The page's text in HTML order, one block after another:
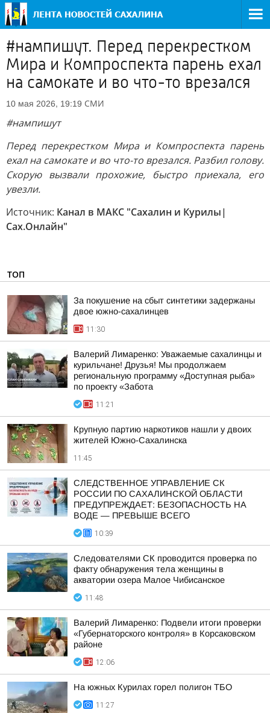
#нампишут. Перед перекрестком
Мира и Компроспекта парень ехал
на самокате и во что-то врезался
10 мая 2026, 19:19 СМИ
#нампишут
Перед перекрестком Мира и Компроспекта парень
ехал на самокате и во что-то врезался. Разбил голову.
Скорую вызвали прохожие, быстро приехала, его
увезли.
Источник: Канал в МАКС "Сахалин и Курилы|
Сах.Онлайн"
ТОП
За покушение на сбыт синтетики задержаны
двое южно-сахалинцев
11:30
Валерий Лимаренко: Уважаемые сахалинцы и
курильчане! Друзья! Мы продолжаем
региональную программу «Доступная рыба»
по проекту «Забота
11:21
Крупную партию наркотиков нашли у двоих
жителей Южно-Сахалинска
11:45
СЛЕДСТВЕННОЕ УПРАВЛЕНИЕ СК
РОССИИ ПО САХАЛИНСКОЙ ОБЛАСТИ
ПРЕДУПРЕЖДАЕТ: БЕЗОПАСНОСТЬ НА
ВОДЕ — ПРЕВЫШЕ ВСЕГО
10:39
Следователями СК проводится проверка по
факту обнаружения тела женщины в
акватории озера Малое Чибисанское
11:48
Валерий Лимаренко: Подвели итоги проверки
«Губернаторского контроля» в Корсаковском
районе
12:06
На южных Курилах горел полигон ТБО
11:27